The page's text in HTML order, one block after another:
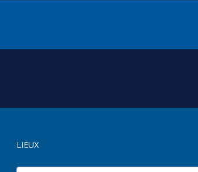
LIEUX